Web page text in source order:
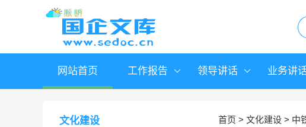
网站首页 工作报告 领导讲话 业务讲
首页 > 文化建设 > 中
文化建设